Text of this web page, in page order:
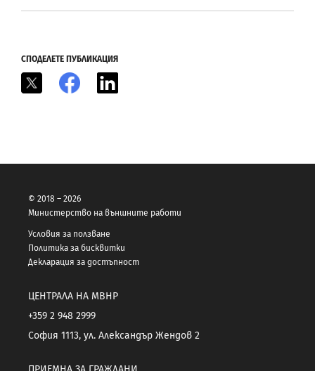
СПОДЕЛЕТЕ ПУБЛИКАЦИЯ
Facebook
© 2018 – 2026
Министерство на външните работи
Условия за ползване
Политика за бисквитки
Декларация за достъпност
ЦЕНТРАЛА НА МВНР
+359 2 948 2999
София 1113, ул. Александър Жендов 2